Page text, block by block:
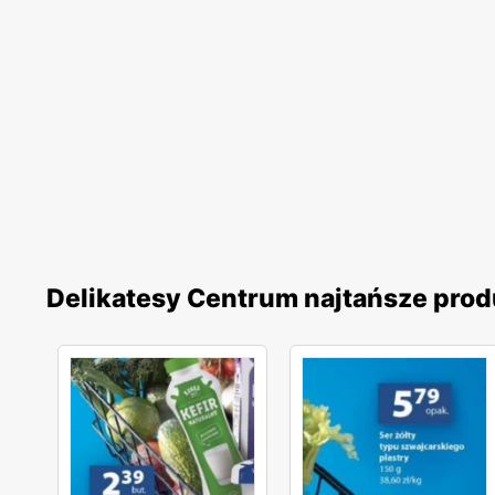
Delikatesy Centrum najtańsze